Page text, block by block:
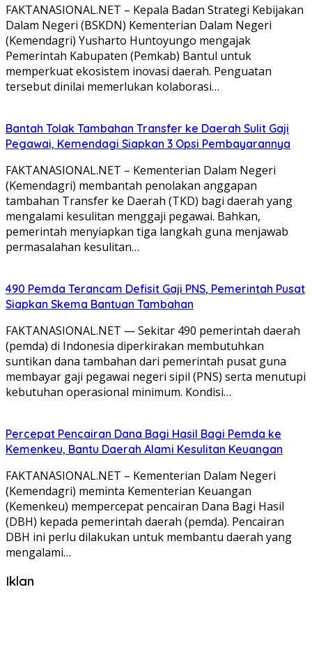
FAKTANASIONAL.NET – Kepala Badan Strategi Kebijakan
Dalam Negeri (BSKDN) Kementerian Dalam Negeri
(Kemendagri) Yusharto Huntoyungo mengajak
Pemerintah Kabupaten (Pemkab) Bantul untuk
memperkuat ekosistem inovasi daerah. Penguatan
tersebut dinilai memerlukan kolaborasi…
Bantah Tolak Tambahan Transfer ke Daerah Sulit Gaji
Pegawai, Kemendagi Siapkan 3 Opsi Pembayarannya
FAKTANASIONAL.NET – Kementerian Dalam Negeri
(Kemendagri) membantah penolakan anggapan
tambahan Transfer ke Daerah (TKD) bagi daerah yang
mengalami kesulitan menggaji pegawai. Bahkan,
pemerintah menyiapkan tiga langkah guna menjawab
permasalahan kesulitan…
490 Pemda Terancam Defisit Gaji PNS, Pemerintah Pusat
Siapkan Skema Bantuan Tambahan
FAKTANASIONAL.NET — Sekitar 490 pemerintah daerah
(pemda) di Indonesia diperkirakan membutuhkan
suntikan dana tambahan dari pemerintah pusat guna
membayar gaji pegawai negeri sipil (PNS) serta menutupi
kebutuhan operasional minimum. Kondisi…
Percepat Pencairan Dana Bagi Hasil Bagi Pemda ke
Kemenkeu, Bantu Daerah Alami Kesulitan Keuangan
FAKTANASIONAL.NET – Kementerian Dalam Negeri
(Kemendagri) meminta Kementerian Keuangan
(Kemenkeu) mempercepat pencairan Dana Bagi Hasil
(DBH) kepada pemerintah daerah (pemda). Pencairan
DBH ini perlu dilakukan untuk membantu daerah yang
mengalami…
Iklan